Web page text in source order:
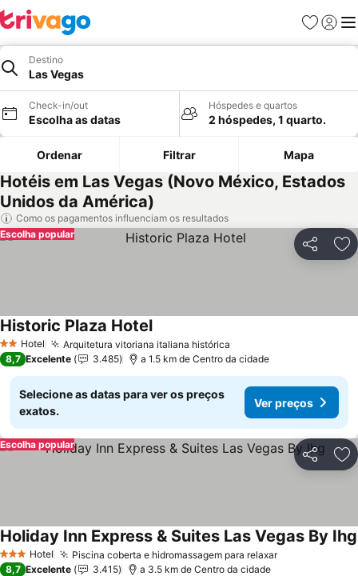
Favoritos
Iniciar
Destino
Las Vegas
Check-in/out
Escolha as datas
Hóspedes e quartos
2 hóspedes, 1 quarto.
Ordenar Filtrar Mapa
Hotéis em Las Vegas (Novo México, Estados
Unidos da América)
Como os pagamentos influenciam os resultados
Partilhar
Escolha popular
2 Estrelas
Hotel Arquitetura vitoriana italiana histórica
Historic Plaza HotelVer preços
8,7 Excelente 3.485 a 1.5 km de Centro da cidade
Selecione as datas para ver os preços
exatos.
Ver preços
Partilhar
Escolha popular
3 EstrelasHotel Piscina coberta e hidromassagem para relaxarVer preços
Holiday Inn Express & Suites Las Vegas By Ihg
8,7 Excelente 3.415 a 3.5 km de Centro da cidade